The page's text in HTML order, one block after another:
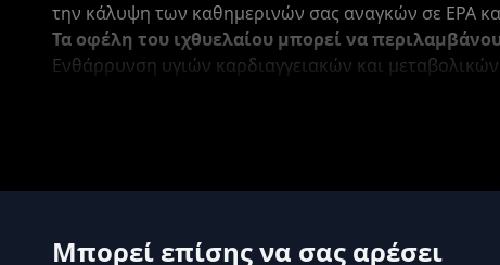
την κάλυψη των καθημερινών σας αναγκών σε EPA
Τα οφέλη του ιχθυελαίου μπορεί να
Ενθάρρυνση υγιών καρδιαγγειακών και
Τα μαλακά τζελ HS Labs Omega 3
επιβλαβή βαρέα μέταλλα όπως ο υδράργυρος.
Μπορεί επίσης να σας αρέσει